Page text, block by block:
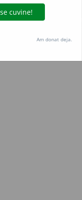
dexonline.ro)
de extragere automată
oferite oficial spre utilizare
Hosterion
Am donat deja.